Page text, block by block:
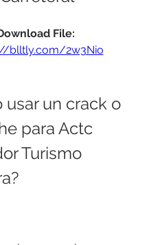
blltly.com/2w3Nio
para Actc
Turismo